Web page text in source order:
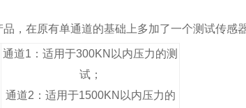
品，在原有单通道的基础上多加了一个测试传感
通道1：适用于300KN以内压力的测
试；
通道2：适用于1500KN以内压力的